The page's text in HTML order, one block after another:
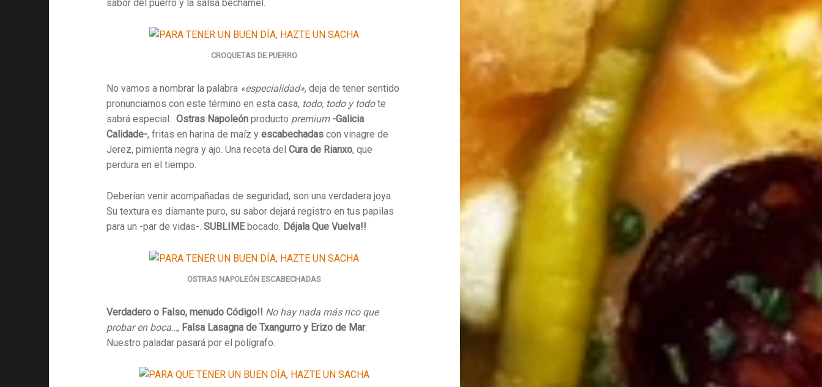
sabor del puerro y la salsa bechamel.
CROQUETAS DE PUERRO
No vamos a nombrar la palabra «especialidad», deja de tener sentido
pronunciarnos con este término en esta casa, todo, todo y todote
sabrá especial.Ostras Napoleón producto premium -Galicia
Calidade-, fritas en harina de maíz yescabechadas con vinagre de
Jerez, pimienta negra y ajo. Una receta delCura de Rianxo, que
perdura en el tiempo.
Deberían venir acompañadas de seguridad, son una verdadera joya.
Su textura es diamante puro, su sabor dejará registro en tus papilas
para un -par de vidas-.SUBLIMEbocado. Déjala Que Vuelva!!
OSTRAS NAPOLEÓN ESCABECHADAS
Verdadero o Falso, menudo Código!! No hay nada más rico que
probar en boca …, Falsa Lasagna de Txangurro y Erizo de Mar.
Nuestro paladar pasará por el polígrafo.